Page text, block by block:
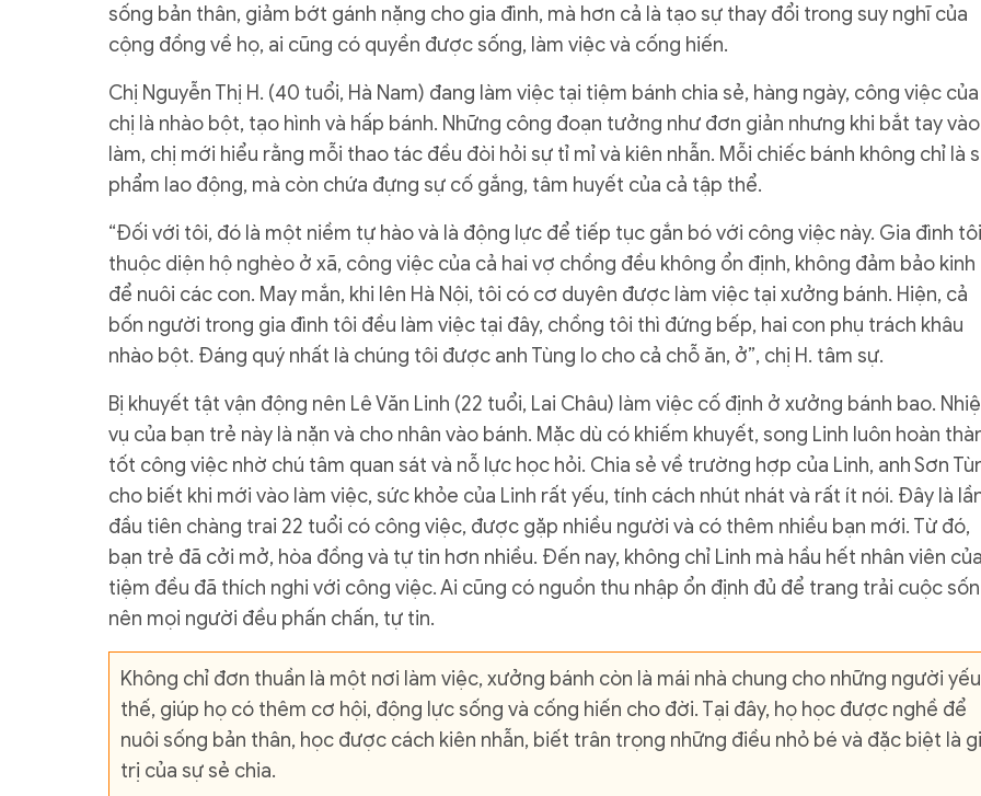
sống bản thân, giảm bớt gánh nặng cho gia đình, mà hơn cả là tạo sự thay đổi trong suy nghĩ của
cộng đồng về họ, ai cũng có quyền được sống, làm việc và cống hiến.
Chị Nguyễn Thị H. (40 tuổi, Hà Nam) đang làm việc tại tiệm bánh chia sẻ, hàng ngày, công việc của
chị là nhào bột, tạo hình và hấp bánh. Những công đoạn tưởng như đơn giản nhưng khi bắt tay vào
làm, chị mới hiểu rằng mỗi thao tác đều đòi hỏi sự tỉ mỉ và kiên nhẫn. Mỗi chiếc bánh không chỉ là
phẩm lao động, mà còn chứa đựng sự cố gắng, tâm huyết của cả tập thể.
“Đối với tôi, đó là một niềm tự hào và là động lực để tiếp tục gắn bó với công việc này. Gia đình tôi
thuộc diện hộ nghèo ở xã, công việc của cả hai vợ chồng đều không ổn định, không đảm bảo
để nuôi các con. May mắn, khi lên Hà Nội, tôi có cơ duyên được làm việc tại xưởng bánh. Hiện, cả
bốn người trong gia đình tôi đều làm việc tại đây, chồng tôi thì đứng bếp, hai con phụ trách khâu
nhào bột. Đáng quý nhất là chúng tôi được anh Tùng lo cho cả chỗ ăn, ở”, chị H. tâm sự.
Bị khuyết tật vận động nên Lê Văn Linh (22 tuổi, Lai Châu) làm việc cố định ở xưởng bánh bao.
vụ của bạn trẻ này là nặn và cho nhân vào bánh. Mặc dù có khiếm khuyết, song Linh luôn hoàn
tốt công việc nhờ chú tâm quan sát và nỗ lực học hỏi. Chia sẻ về trường hợp của Linh, anh Sơn
cho biết khi mới vào làm việc, sức khỏe của Linh rất yếu, tính cách nhút nhát và rất ít nói. Đây là
đầu tiên chàng trai 22 tuổi có công việc, được gặp nhiều người và có thêm nhiều bạn mới. Từ đó,
bạn trẻ đã cởi mở, hòa đồng và tự tin hơn nhiều. Đến nay, không chỉ Linh mà hầu hết nhân viên
tiệm đều đã thích nghi với công việc. Ai cũng có nguồn thu nhập ổn định đủ để trang trải cuộc
nên mọi người đều phấn chấn, tự tin.
Không chỉ đơn thuần là một nơi làm việc, xưởng bánh còn là mái nhà chung cho những người yếu
thế, giúp họ có thêm cơ hội, động lực sống và cống hiến cho đời. Tại đây, họ học được nghề để
nuôi sống bản thân, học được cách kiên nhẫn, biết trân trọng những điều nhỏ bé và đặc biệt là
trị của sự sẻ chia.